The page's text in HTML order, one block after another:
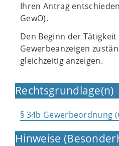
Ihren Antrag
GewO).
Den Beginn der
Gewerbeanzeigen
gleichzeitig anzeigen.
Rechtsgrundlage(n)
§ 34b Gewerbeordnung
Hinweise